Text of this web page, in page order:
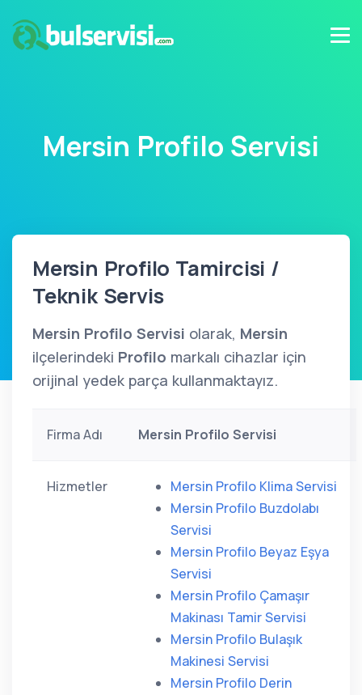
Mersin Profilo Servisi
Mersin Profilo Tamircisi /
Teknik Servis
Mersin Profilo Servisi olarak, Mersin
ilçelerindeki Profilo markalı cihazlar için
orijinal yedek parça kullanmaktayız.
Firma Adı Mersin Profilo Servisi
Hizmetler
Mersin Profilo Klima Servisi
Mersin Profilo Buzdolabı
Servisi
Mersin Profilo Beyaz Eşya
Servisi
Mersin Profilo Çamaşır
Makinası Tamir Servisi
Mersin Profilo Bulaşık
Makinesi Servisi
Mersin Profilo Derin